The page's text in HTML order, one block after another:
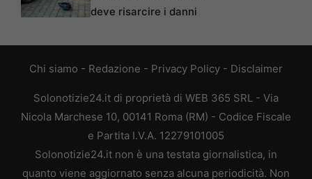
deve risarcire i danni
Chi siamo - Redazione - Privacy Policy - Disclaimer
Solonotizie24.it di proprietà di WEB 365 SRL - Via
Nicola Marchese 10, 00141 Roma (RM) - Codice Fiscale
e Partita I.V.A. 12279101005
Solonotizie24.it non è una testata giornalistica, in
quanto viene aggiornato senza alcuna periodicità. Non